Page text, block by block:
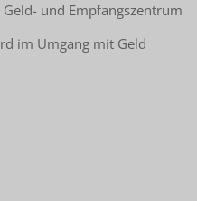
und Empfangszentrum
im Umgang mit Geld